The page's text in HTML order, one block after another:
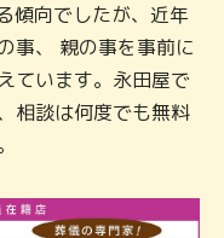
傾向でしたが、近年
事、 親の事を事前に
ています。永田屋で
相談は何度でも無料